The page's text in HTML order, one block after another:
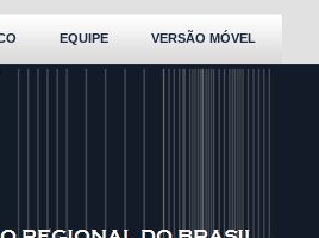
EQUIPE VERSÃO MÓVEL